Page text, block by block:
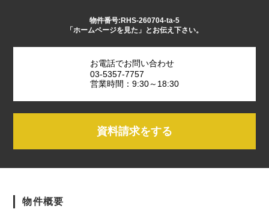
物件番号:RHS-260704-ta-5
「ホームページを見た」とお伝え下さい。
お電話でお問い合わせ
03-5357-7757
営業時間：9:30～18:30
資料請求をする
物件概要